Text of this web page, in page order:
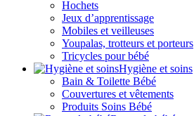
Hochets
Jeux d’apprentissage
Mobiles et veilleuses
Youpalas, trotteurs et porteurs
Tricycles pour bébé
Hygiène et soins
Bain & Toilette Bébé
Couvertures et vêtements
Produits Soins Bébé